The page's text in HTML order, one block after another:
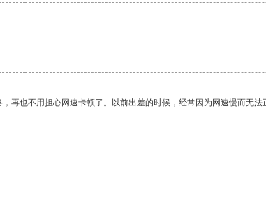
也不用担心网速卡顿了。以前出差的时候，经常因为网速慢而无法